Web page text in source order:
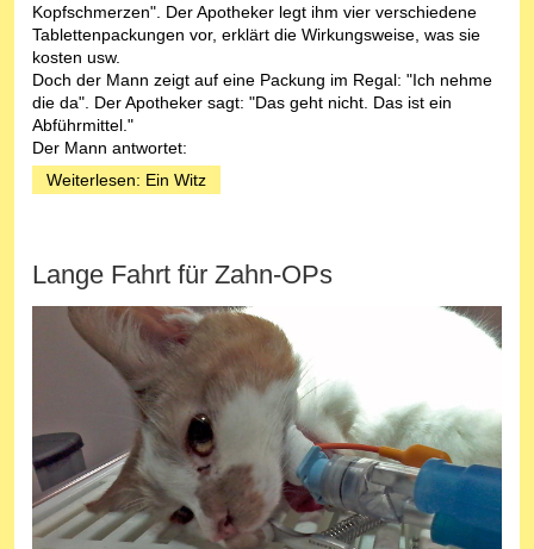
Kopfschmerzen". Der Apotheker legt ihm vier verschiedene
Tablettenpackungen vor, erklärt die Wirkungsweise, was sie
kosten usw.
Doch der Mann zeigt auf eine Packung im Regal: "Ich nehme
die da". Der Apotheker sagt: "Das geht nicht. Das ist ein
Abführmittel."
Der Mann antwortet:
Weiterlesen: Ein Witz
Lange Fahrt für Zahn-OPs